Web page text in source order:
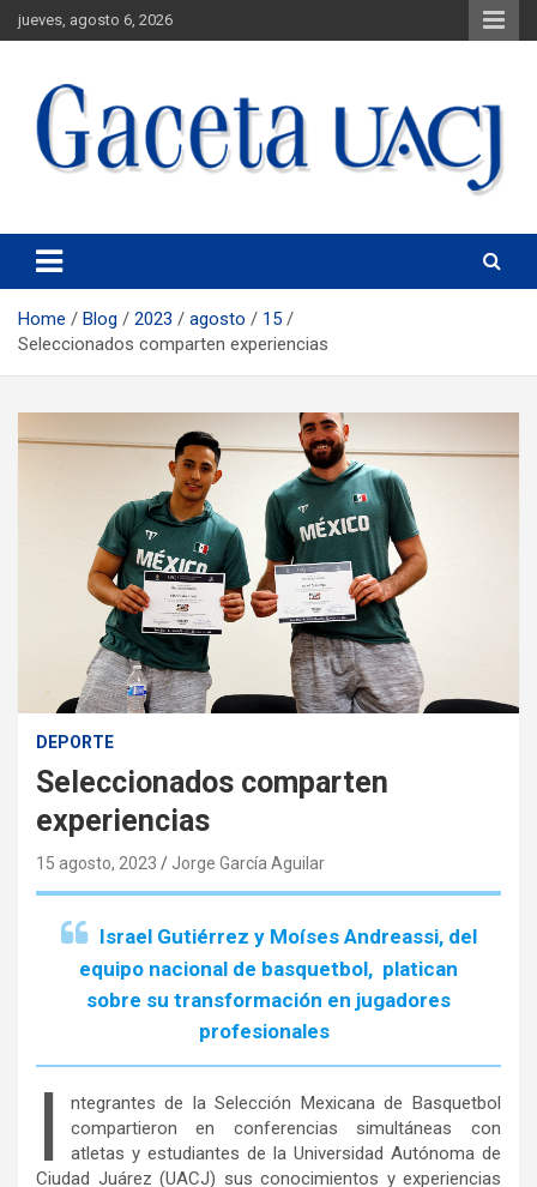
jueves, agosto 6, 2026
Gaceta UACJ
Home Blog 2023 agosto
15
Seleccionados comparten experiencias
DEPORTE
Seleccionados comparten
experiencias
15 agosto, 2023 Jorge García Aguilar
Israel Gutiérrez y Moíses Andreassi, del
equipo nacional de basquetbol, platican
sobre su transformación en jugadores
profesionales
I
ntegrantes de la Selección Mexicana de Basquetbol
compartieron en conferencias simultáneas con
atletas y estudiantes de la Universidad Autónoma de
Ciudad Juárez (UACJ) sus conocimientos y experiencias